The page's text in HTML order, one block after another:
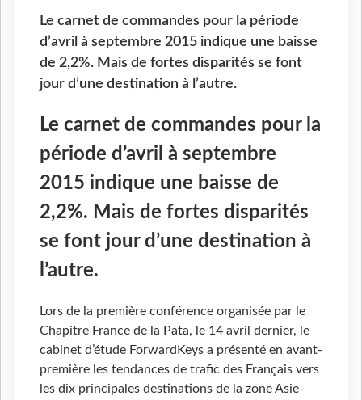
Le carnet de commandes pour la période
d’avril à septembre 2015 indique une baisse
de 2,2%. Mais de fortes disparités se font
jour d’une destination à l’autre.
Le carnet de commandes pour la
période d’avril à septembre
2015 indique une baisse de
2,2%. Mais de fortes disparités
se font jour d’une destination à
l’autre.
Lors de la première conférence organisée par le
Chapitre France de la Pata, le 14 avril dernier, le
cabinet d’étude ForwardKeys a présenté en avant-
première les tendances de trafic des Français vers
les dix principales destinations de la zone Asie-